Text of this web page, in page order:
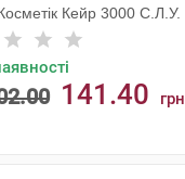
Кейр 3000 С.Л.У.
141.40 грн